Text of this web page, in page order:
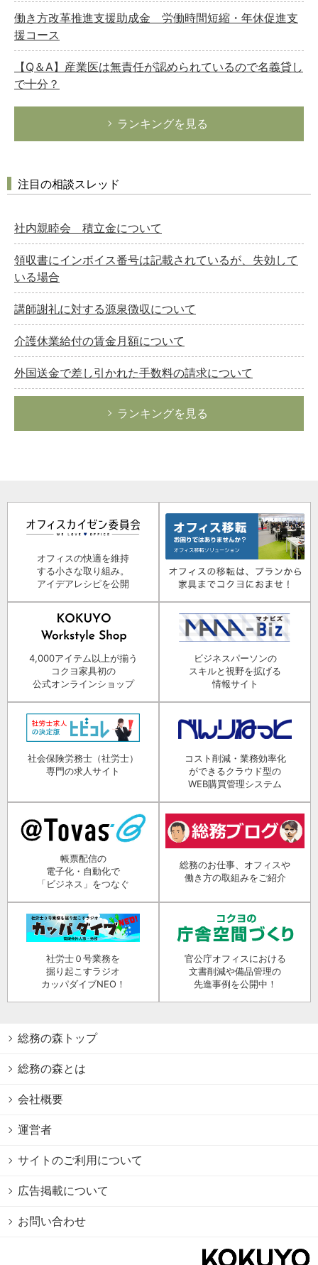
働き方改革推進支援助成金 労働時間短縮・年休促進支
援コース
【Q＆A】産業医は無責任が認められているので名義貸し
で十分？
ランキングを見る
注目の相談スレッド
社内親睦会 積立金について
領収書にインボイス番号は記載されているが、失効して
いる場合
講師謝礼に対する源泉徴収について
介護休業給付の賃金月額について
外国送金で差し引かれた手数料の請求について
ランキングを見る
オフィスの快適を維持
する小さな取り組み。
アイデアレシピを公開
4,000アイテム以上が揃う
コクヨ家具初の
公式オンラインショップ
ビジネスパーソンの
スキルと視野を拡げる
情報サイト
社会保険労務士（社労士）
専門の求人サイト
コスト削減・業務効率化
ができるクラウド型の
WEB購買管理システム
帳票配信の
電子化・自動化で
「ビジネス」をつなぐ
総務のお仕事、オフィスや
働き方の取組みをご紹介
社労士０号業務を
掘り起こすラジオ
カッパダイブNEO！
官公庁オフィスにおける
文書削減や備品管理の
先進事例を公開中！
総務の森トップ
総務の森とは
会社概要
運営者
サイトのご利用について
広告掲載について
お問い合わせ